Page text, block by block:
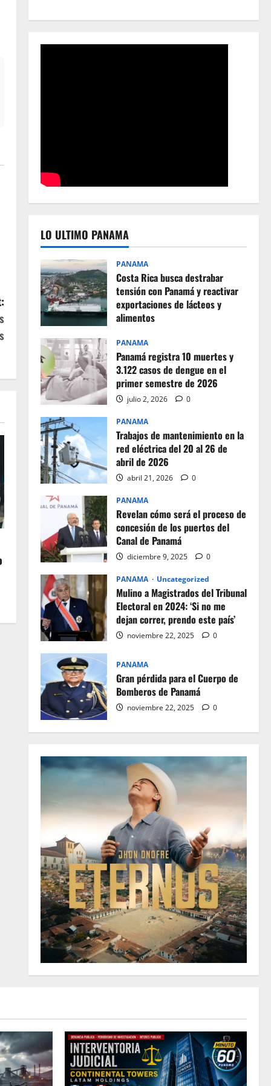
LO ULTIMO PANAMA
PANAMA
Costa Rica busca destrabar
tensión con Panamá y reactivar
exportaciones de lácteos y
alimentos
PANAMA
Panamá registra 10 muertes y
3.122 casos de dengue en el
primer semestre de 2026
julio 2, 2026 0
PANAMA
Trabajos de mantenimiento en la
red eléctrica del 20 al 26 de
abril de 2026
abril 21, 2026 0
PANAMA
Revelan cómo será el proceso de
concesión de los puertos del
Canal de Panamá
diciembre 9, 2025 0
PANAMA Uncategorized
Mulino a Magistrados del Tribunal
Electoral en 2024: ‘Si no me
dejan correr, prendo este país’
noviembre 22, 2025 0
PANAMA
Gran pérdida para el Cuerpo de
Bomberos de Panamá
noviembre 22, 2025 0